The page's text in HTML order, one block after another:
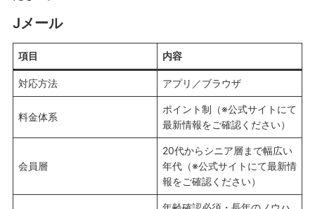
Jメール
項目 内容
対応方法 アプリ／ブラウザ
料金体系
ポイント制（※公式サイトにて
最新情報をご確認ください）
会員層
20代からシニア層まで幅広い
年代（※公式サイトにて最新情
報をご確認ください）